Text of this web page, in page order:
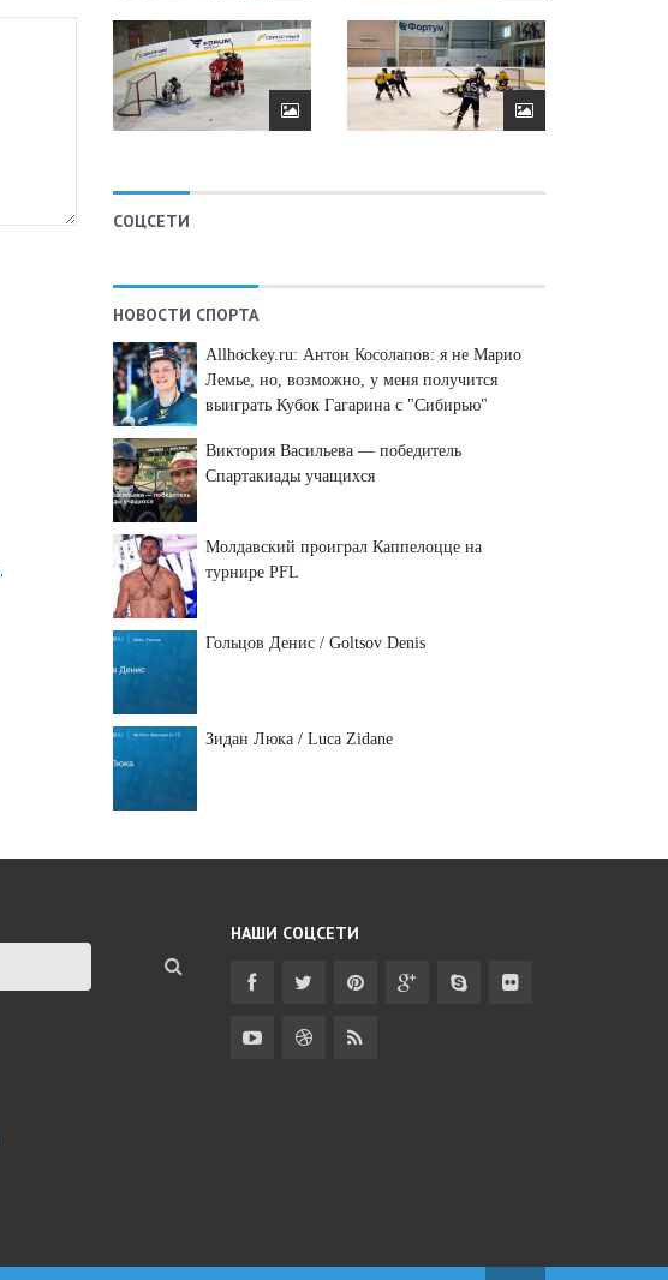
.
СОЦСЕТИ
НОВОСТИ СПОРТА
Allhockey.ru: Антон Косолапов: я не Марио
Лемье, но, возможно, у меня получится
выиграть Кубок Гагарина с "Сибирью"
Виктория Васильева — победитель
Спартакиады учащихся
Молдавский проиграл Каппелоцце на
турнире PFL
Гольцов Денис / Goltsov Denis
Зидан Люка / Luca Zidane
НАШИ СОЦСЕТИ